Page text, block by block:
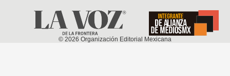
© 2026 Organización Editorial Mexicana